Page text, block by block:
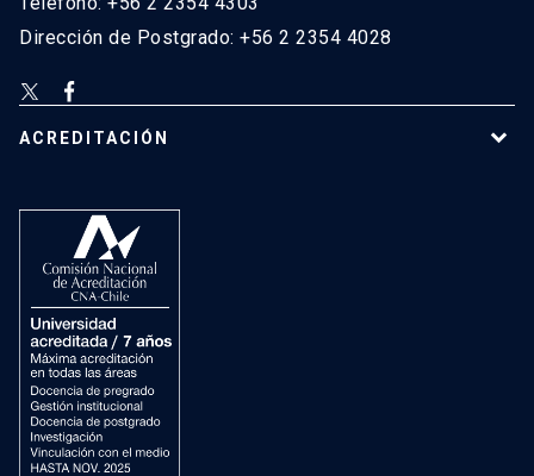
Dirección de Postgrado: +56 2 2354 4028
ACREDITACIÓN